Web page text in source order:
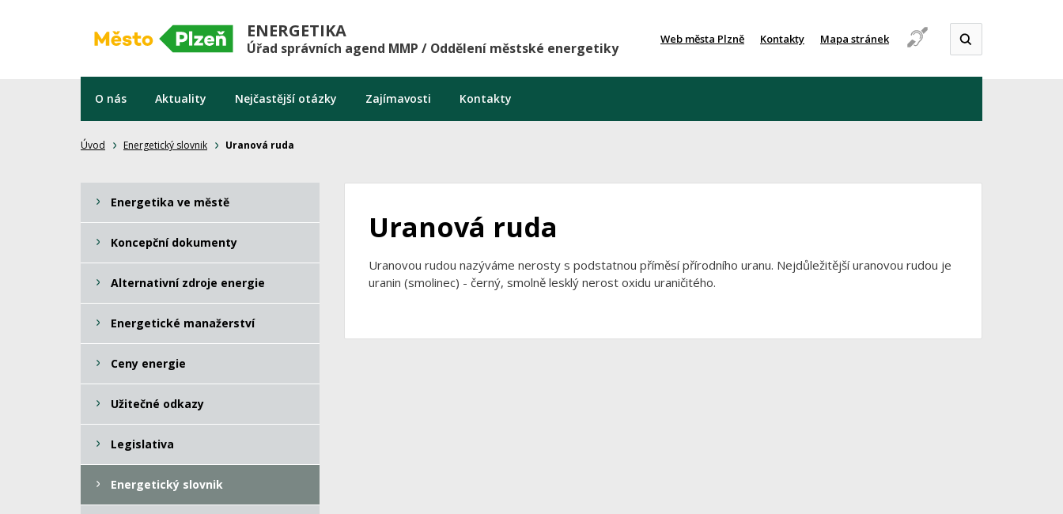
ENERGETIKA
Úřad správních agend MMP / Oddělení městské energetiky
Web města Plzně Kontakty Mapa stránek
O nás Aktuality Nejčastější otázky Zajímavosti Kontakty
Úvod Energetický slovnik Uranová ruda
Uranová ruda
Uranovou rudou nazýváme nerosty s podstatnou příměsí přírodního uranu. Nejdůležitější uranovou rudou je
uranin (smolinec) - černý, smolně lesklý nerost oxidu uraničitého.
Energetika ve městě
Koncepční dokumenty
Alternativní zdroje energie
Energetické manažerství
Ceny energie
Užitečné odkazy
Legislativa
Energetický slovnik